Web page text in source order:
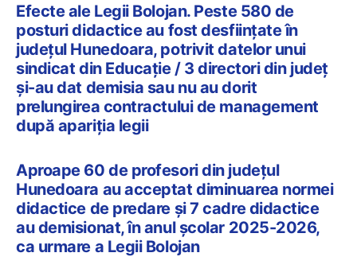
Efecte ale Legii Bolojan. Peste 580 de
posturi didactice au fost desființate în
județul Hunedoara, potrivit datelor unui
sindicat din Educație / 3 directori din județ
și-au dat demisia sau nu au dorit
prelungirea contractului de management
după apariţia legii
Aproape 60 de profesori din județul
Hunedoara au acceptat diminuarea normei
didactice de predare și 7 cadre didactice
au demisionat, în anul școlar 2025-2026,
ca urmare a Legii Bolojan